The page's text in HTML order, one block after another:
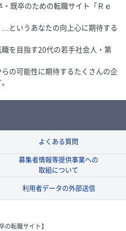
既卒のための転職サイト「Ｒｅ
…というあなたの向上心に期待する
を目指す20代の若手社会人・第
の可能性に期待するたくさんの企
よくある質問
募集者情報等提供事業への
取組について
利用者データの外部送信
の転職サイト】